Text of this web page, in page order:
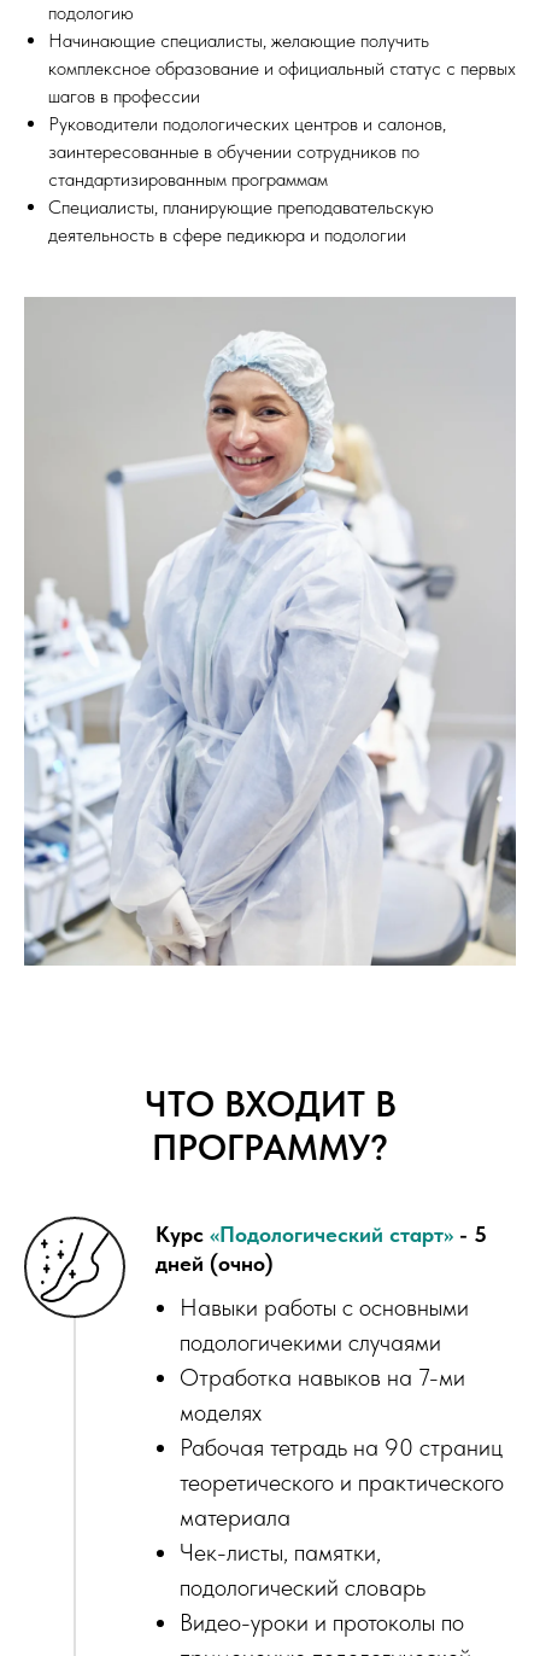
подологию
Начинающие специалисты, желающие получить
комплексное образование и официальный статус с первых
шагов в профессии
Руководители подологических центров и салонов,
заинтересованные в обучении сотрудников по
стандартизированным программам
Специалисты, планирующие преподавательскую
деятельность в сфере педикюра и подологии
ЧТО ВХОДИТ В
ПРОГРАММУ?
Курс «Подологический старт» - 5
дней (очно)
Навыки работы с основными
подологичекими случаями
Отработка навыков на 7-ми
моделях
Рабочая тетрадь на 90 страниц
теоретического и практического
материала
Чек-листы, памятки,
подологический словарь
Видео-уроки и протоколы по